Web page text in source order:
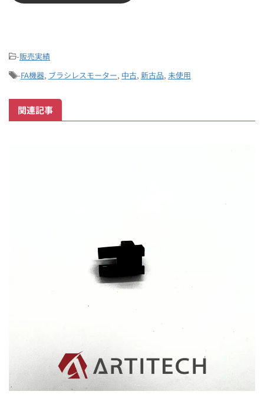
-販売実績
-FA機器, ブラシレスモーター, 中古, 新古品, 未使用
関連記事